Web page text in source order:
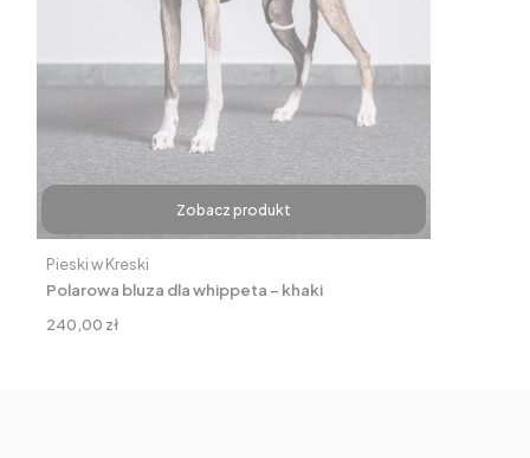
Zobacz produkt
Polarowa bluza dla whippeta – khaki
Producent
Pieski w Kreski
Cena
240,00 zł